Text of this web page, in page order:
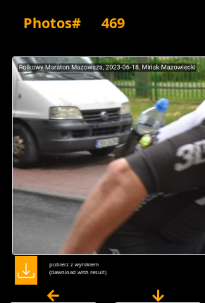
Photos# 469
pobierz z wynikiem
(dawnload with result)